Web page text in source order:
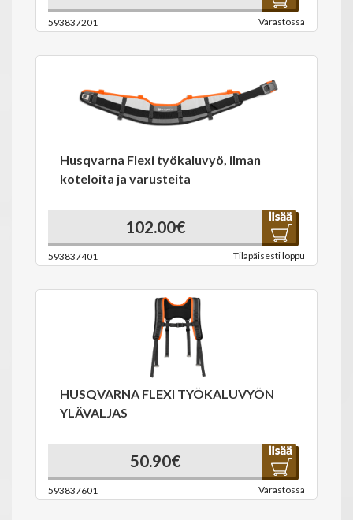
593837201 Varastossa
Husqvarna Flexi työkaluvyö, ilman
koteloita ja varusteita
102.00€
593837401 Tilapäisesti loppu
HUSQVARNA FLEXI TYÖKALUVYÖN
YLÄVALJAS
50.90€
593837601 Varastossa